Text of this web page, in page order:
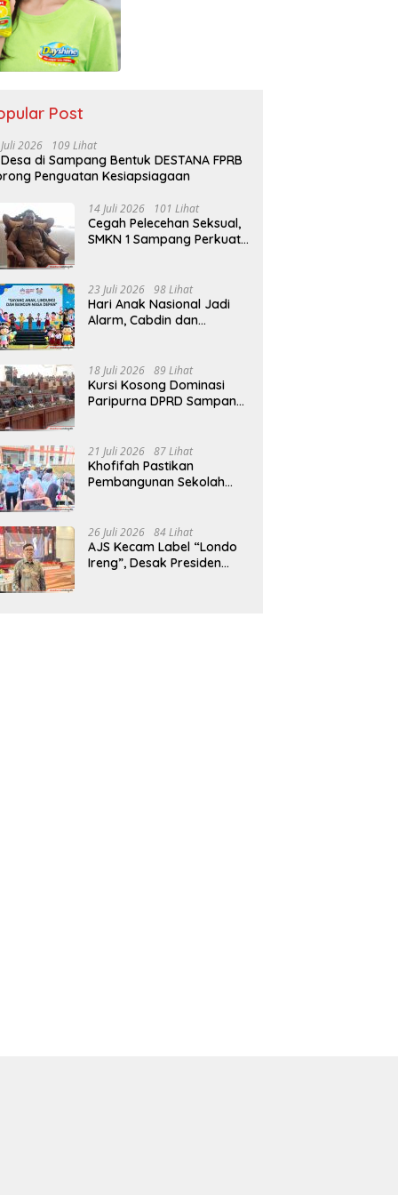
Post
2026 109 Lihat
Desa di Sampang Bentuk DESTANA FPRB
Penguatan Kesiapsiagaan
14 Juli 2026 101 Lihat
Cegah Pelecehan Seksual,
SMKN 1 Sampang Perkuat
23 Juli 2026 98 Lihat
Hari Anak Nasional Jadi
Alarm, Cabdin dan
Kekerasan Seksual Anak
18 Juli 2026 89 Lihat
Kursi Kosong Dominasi
Paripurna DPRD Sampang,
21 Juli 2026 87 Lihat
Khofifah Pastikan
Pembangunan Sekolah
Indonesia Emas
26 Juli 2026 84 Lihat
AJS Kecam Label “Londo
Ireng”, Desak Presiden